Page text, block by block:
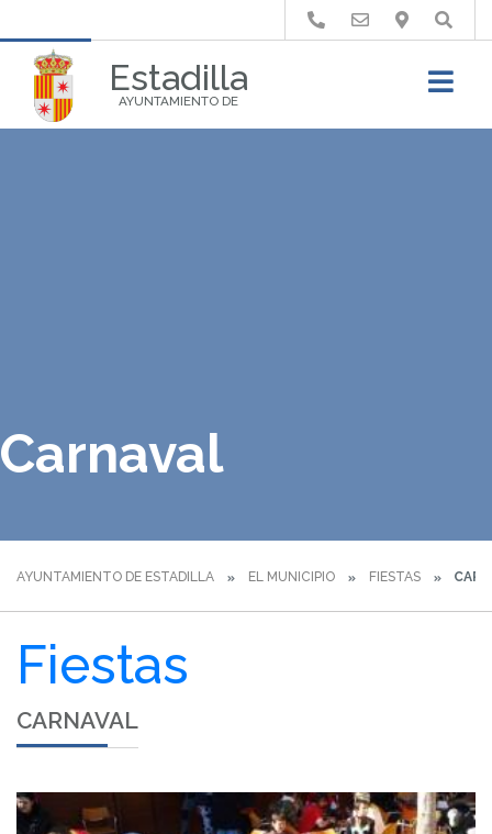
Estadilla
AYUNTAMIENTO DE
Buscar
Carnaval
AYUNTAMIENTO DE ESTADILLA EL MUNICIPIO FIESTAS
Fiestas
CARNAVAL